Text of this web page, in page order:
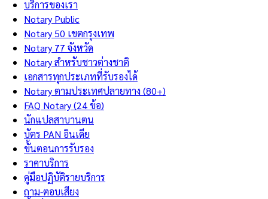
บริการของเรา
Notary Public
Notary 50 เขตกรุงเทพ
Notary 77 จังหวัด
Notary สำหรับชาวต่างชาติ
เอกสารทุกประเภทที่รับรองได้
Notary ตามประเทศปลายทาง (80+)
FAQ Notary (24 ข้อ)
นักแปลสาบานตน
บัตร PAN อินเดีย
ขั้นตอนการรับรอง
ราคาบริการ
คู่มือปฏิบัติรายบริการ
ถาม-ตอบเสียง